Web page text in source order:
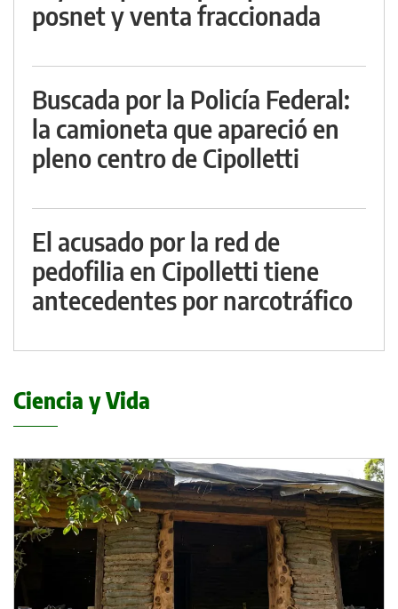
posnet y venta fraccionada
Buscada por la Policía Federal:
la camioneta que apareció en
pleno centro de Cipolletti
El acusado por la red de
pedofilia en Cipolletti tiene
antecedentes por narcotráfico
Ciencia y Vida